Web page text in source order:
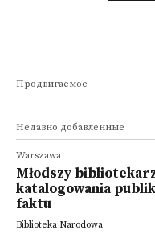
Продвигаемое
Недавно добавленные
Warszawa
Młodszy
katalogowania
faktu
Biblioteka Narodowa